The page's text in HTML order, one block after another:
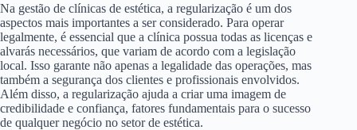
Na gestão de clínicas de estética, a regularização é um dos
aspectos mais importantes a ser considerado. Para operar
legalmente, é essencial que a clínica possua todas as licenças e
alvarás necessários, que variam de acordo com a legislação
local. Isso garante não apenas a legalidade das operações, mas
também a segurança dos clientes e profissionais envolvidos.
Além disso, a regularização ajuda a criar uma imagem de
credibilidade e confiança, fatores fundamentais para o sucesso
de qualquer negócio no setor de estética.